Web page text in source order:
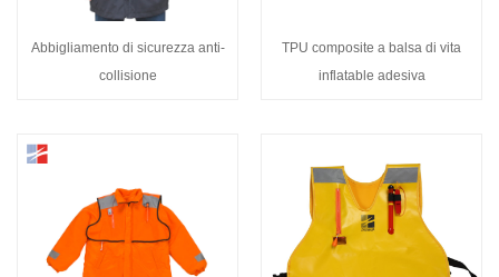
Abbigliamento di sicurezza anti-
collisione
TPU composite a balsa di vita
inflatable adesiva